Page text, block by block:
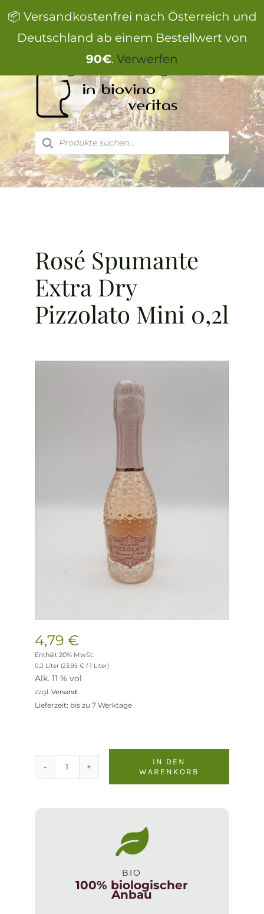
📦 Versandkostenfrei nach Österreich und
Deutschland ab einem Bestellwert von
90€. Verwerfen
Inhalt
springen
Products
search
Rosé Spumante
Extra Dry
Pizzolato Mini 0,2l
4,79€
Enthält 20% MwSt.
0,2 Liter (23,95€ / 1 Liter)
Alk. 11 % vol
zzgl.Versand
Lieferzeit: bis zu 7 Werktage
Rosé
Spumante
IN DEN
WARENKORB
BIO
100% biologischer
Anbau